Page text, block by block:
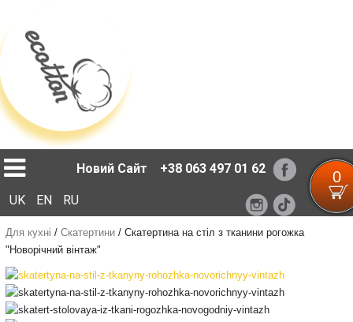
Новий Сайт +38 063 497 01 62 0
UK EN RU
Для кухні / Скатертини/ Скатертина на стіл з тканини рогожка
"Новорічний вінтаж"